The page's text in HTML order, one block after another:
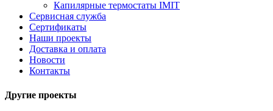
Капилярные термостаты IMIT
Сервисная служба
Сертификаты
Наши проекты
Доставка и оплата
Новости
Контакты
Другие проекты